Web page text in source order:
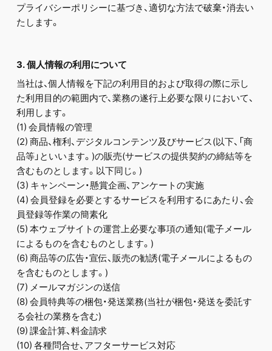
プライバシーポリシーに基づき、適切な方法で破棄・消去い
たします。
3. 個人情報の利用について
当社は、個人情報を下記の利用目的および取得の際に示し
た利用目的の範囲内で、業務の遂行上必要な限りにおいて、
利用します。
(1) 会員情報の管理
(2) 商品、権利、デジタルコンテンツ及びサービス(以下、「商
品等」といいます。)の販売(サービスの提供契約の締結等を
含むものとします。以下同じ。)
(3) キャンペーン・懸賞企画、アンケートの実施
(4) 会員登録を必要とするサービスを利用するにあたり、会
員登録等作業の簡素化
(5) 本ウェブサイトの運営上必要な事項の通知(電子メール
によるものを含むものとします。)
(6) 商品等の広告・宣伝、販売の勧誘(電子メールによるもの
を含むものとします。)
(7) メールマガジンの送信
(8) 会員特典等の梱包・発送業務(当社が梱包・発送を委託す
る会社の業務を含む)
(9) 課金計算、料金請求
(10) 各種問合せ、アフターサービス対応